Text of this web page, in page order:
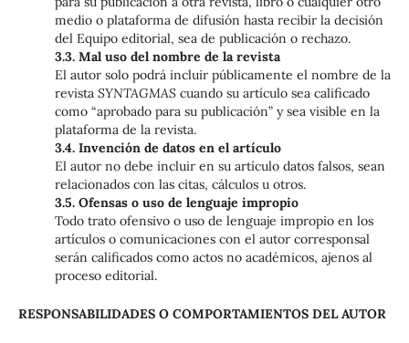
medio o plataforma de difusión hasta recibir la decisión
del Equipo editorial, sea de publicación o rechazo.
3.3. Mal uso del nombre de la revista
El autor solo podrá incluir públicamente el nombre de la
revista SYNTAGMAScuando su artículo sea calificado
como “aprobado para su publicación” y sea visible en la
plataforma de la revista.
3.4. Invención de datos en el artículo
El autor no debe incluir en su artículo datos falsos, sean
relacionados con las citas, cálculos u otros.
3.5. Ofensas o uso de lenguaje impropio
Todo trato ofensivo o uso de lenguaje impropio en los
artículos o comunicaciones con el autor corresponsal
serán calificados como actos no académicos, ajenos al
proceso editorial.
RESPONSABILIDADES O COMPORTAMIENTOS DEL AUTOR